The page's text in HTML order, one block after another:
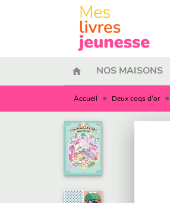
MENU
home NOS MAISONS
Accueil • Deux coqs d'or •